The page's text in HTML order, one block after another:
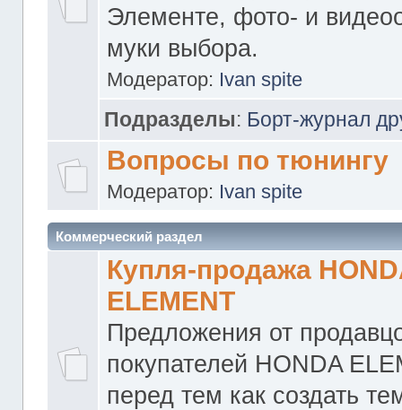
Элементе, фото- и
муки выбора.
Модератор: Ivan spite
Подразделы: Борт-журнал
Вопросы по тюнингу
Модератор: Ivan spite
Коммерческий раздел
Купля-продажа
ELEMENT
Предложения от
покупателей HONDA
перед тем как создать